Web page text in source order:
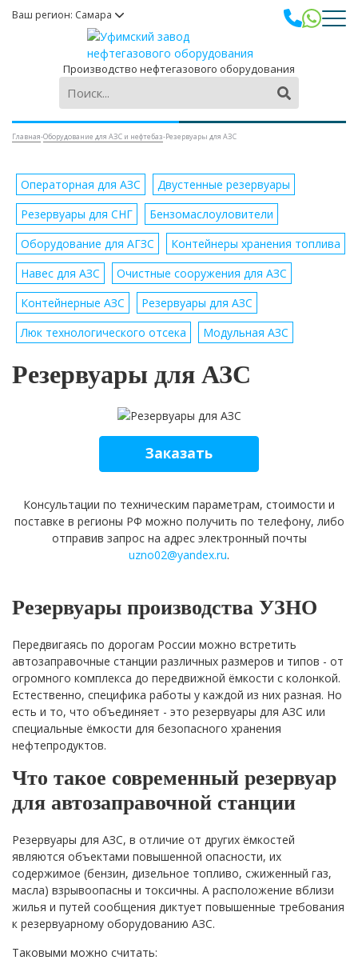
Ваш регион: Самара
Производство нефтегазового оборудования
Главная-Оборудование для АЗС и нефтебаз-Резервуары для АЗС
Операторная для АЗС
Двустенные резервуары
Резервуары для СНГ
Бензомаслоуловители
Оборудование для АГЗС
Контейнеры хранения топлива
Навес для АЗС
Очистные сооружения для АЗС
Контейнерные АЗС
Резервуары для АЗС
Люк технологического отсека
Модульная АЗС
Резервуары для АЗС
Заказать
Консультации по техническим параметрам, стоимости и
поставке в регионы РФ можно получить по телефону, либо
отправив запрос на адрес электронный почты
uzno02@yandex.ru.
Резервуары производства УЗНО
Передвигаясь по дорогам России можно встретить
автозаправочные станции различных размеров и типов - от
огромного комплекса до передвижной ёмкости с колонкой.
Естественно, специфика работы у каждой из них разная. Но
есть и то, что объединяет - это резервуары для АЗС или
специальные ёмкости для безопасного хранения
нефтепродуктов.
Что такое современный резервуар
для автозаправочной станции
Резервуары для АЗС, в отличие от других ёмкостей
являются объектами повышенной опасности, их
содержимое (бензин, дизельное топливо, сжиженный газ,
масла) взрывоопасны и токсичны. А расположение вблизи
жилья и путей сообщения диктует повышенные требования
к резервуарному оборудованию АЗС.
Таковыми можно считать: